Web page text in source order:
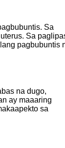
Sa
Sa
pagbubuntis
na dugo,
ay maaaring
sa